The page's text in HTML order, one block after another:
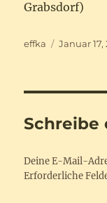
Grabsdorf)
Autor
effka Januar 17,
Schreibe
Deine E-Mail-
Erforderliche